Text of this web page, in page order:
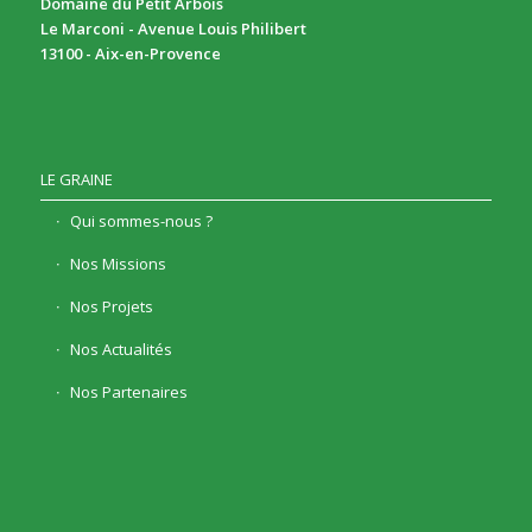
Le Marconi - Avenue Louis Philibert
13100 - Aix-en-Provence
LE GRAINE
Qui sommes-nous ?
Nos Missions
Nos Projets
Nos Actualités
Nos Partenaires